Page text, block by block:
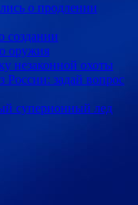
о продлении
создании
оружия
незаконной охоты
России: задай вопрос
суперионный лед